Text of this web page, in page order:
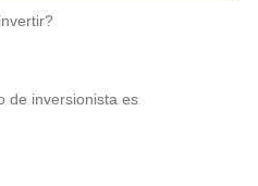
de inversionista es